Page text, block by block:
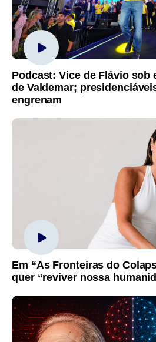
Podcast: Vice de Flávio sob
de Valdemar;
engrenam
Em “As Fronteiras do
quer “reviver nossa